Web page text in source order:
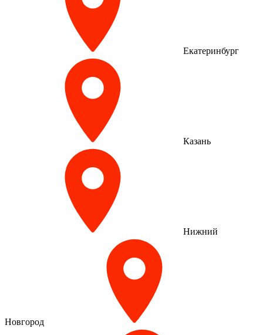
Екатеринбург
Казань
Нижний
Новгород